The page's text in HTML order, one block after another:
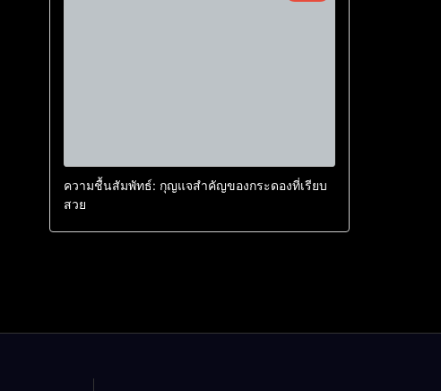
ความชื้นสัมพัทธ์: กุญแจสำคัญของกระดองที่เรียบ
สวย